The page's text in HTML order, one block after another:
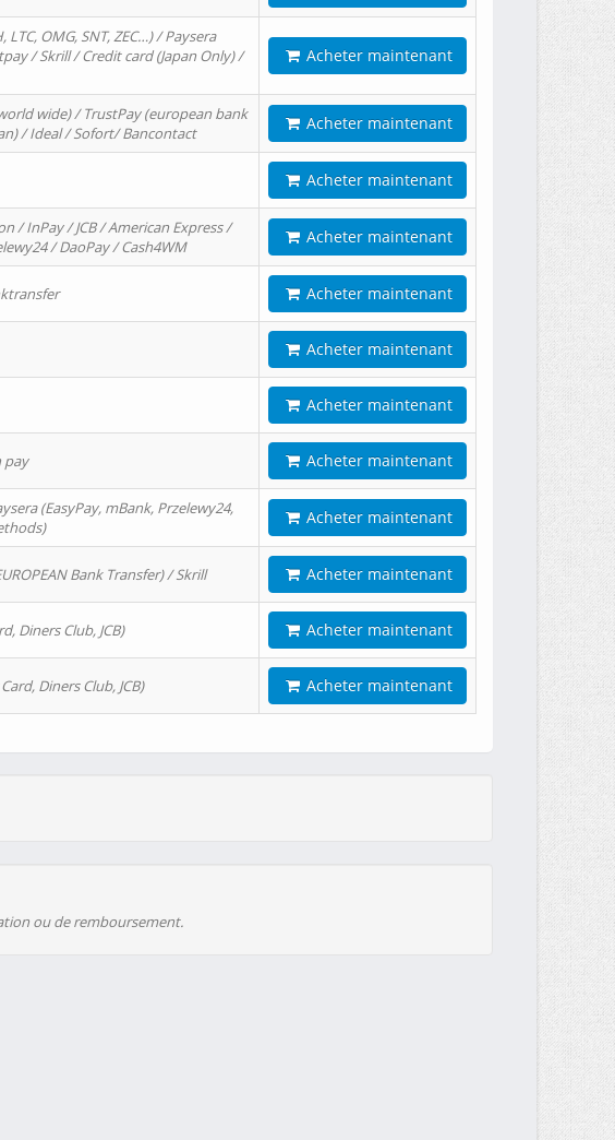
LTC, OMG, SNT, ZEC…) / Paysera
/ Skrill / Credit card (Japan Only) /
Acheter maintenant
wide) / TrustPay (european bank
/ Ideal / Sofort/ Bancontact
Acheter maintenant
Acheter maintenant
/ InPay / JCB / American Express /
/ DaoPay / Cash4WM
Acheter maintenant
Acheter maintenant
Acheter maintenant
Acheter maintenant
pay Acheter maintenant
(EasyPay, mBank, Przelewy24,
Acheter maintenant
Bank Transfer) / Skrill Acheter maintenant
Diners Club, JCB) Acheter maintenant
Diners Club, JCB) Acheter maintenant
ou de remboursement.